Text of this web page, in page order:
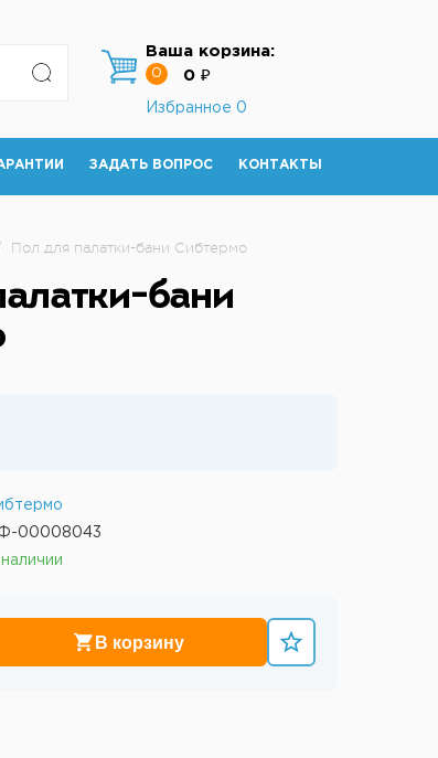
Ваша корзина:
0 0 ₽
Избранное 0
ЗАДАТЬ ВОПРОС КОНТАКТЫ
Пол для палатки-бани Сибтермо
бани
00008043
В корзину